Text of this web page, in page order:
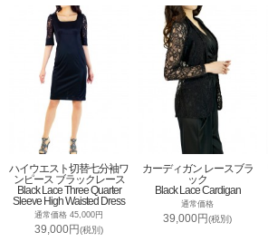
ハイウエスト切替七分袖ワ
ンピース ブラックレース
Black Lace Three Quarter
Sleeve High Waisted Dress
通常価格 45,000円
39,000円(税別)
カーディガン レースブラ
ック
Black Lace Cardigan
通常価格
39,000円(税別)